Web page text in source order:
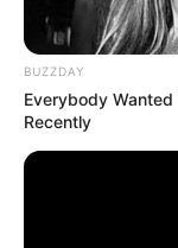
BUZZDAY
Everybody
Recently